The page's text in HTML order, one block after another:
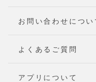
お問い合わせについ
よくあるご質問
アプリについて